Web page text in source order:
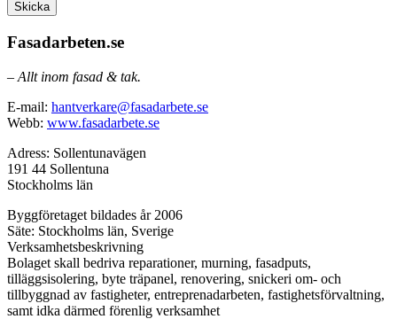
Skicka
Fasadarbeten.se
– Allt inom fasad & tak.
E-mail: hantverkare@fasadarbete.se
Webb: www.fasadarbete.se
Adress: Sollentunavägen
191 44 Sollentuna
Stockholms län
Byggföretaget bildades år 2006
Säte: Stockholms län, Sverige
Verksamhetsbeskrivning
Bolaget skall bedriva reparationer, murning, fasadputs,
tilläggsisolering, byte träpanel, renovering, snickeri om- och
tillbyggnad av fastigheter, entreprenadarbeten, fastighetsförvaltning,
samt idka därmed förenlig verksamhet